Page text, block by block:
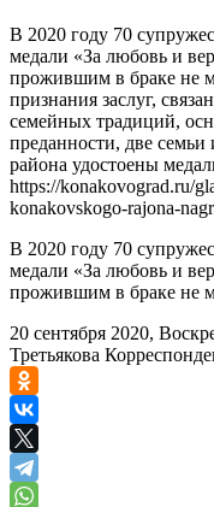
В 2020 году 70
медали «За любовь и
прожившим в браке не
признания заслуг,
семейных традиций,
преданности, две семьи
района удостоены
https://konakovograd.ru/
konakovskogo-rajona-
В 2020 году 70
медали «За любовь и
прожившим в браке не
20 сентября 2020,
Третьякова